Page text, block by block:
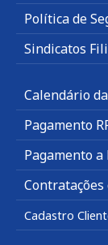
Política de
Sindicatos
Calendário
Pagamento
Pagamento a
Contratações
Cadastro